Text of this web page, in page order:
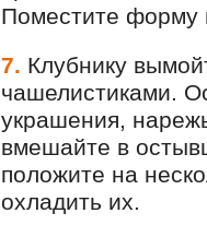
Поместите форму
7. Клубнику
чашелистиками.
украшения,
вмешайте в
положите на
охладить их.